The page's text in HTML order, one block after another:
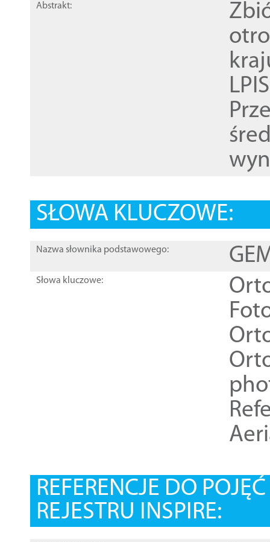
Abstrakt:
SŁOWA KLUCZOWE:
Nazwa słownika podstawowego:
Słowa kluczowe:
REFERENCJE DO
REJESTRU INSPIRE: